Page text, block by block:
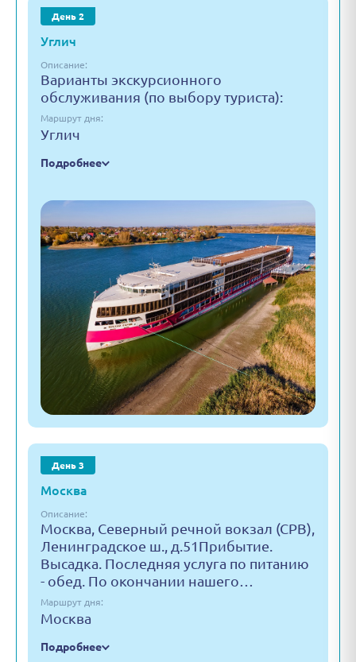
День 2
Углич
Описание:
Варианты экскурсионного
обслуживания (по выбору туриста):
Маршрут дня:
Углич
Подробнее
День 3
Москва
Описание:
Москва, Северный речной вокзал (СРВ),
Ленинградское ш., д.51Прибытие.
Высадка. Последняя услуга по питанию
- обед. По окончании нашего…
Маршрут дня:
Москва
Подробнее